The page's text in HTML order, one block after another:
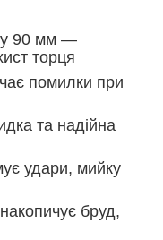
90 мм —
торця
помилки при
та надійна
удари, мийку
бруд,